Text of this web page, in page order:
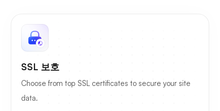
SSL 보호
Choose from top SSL certificates to secure your site
data.